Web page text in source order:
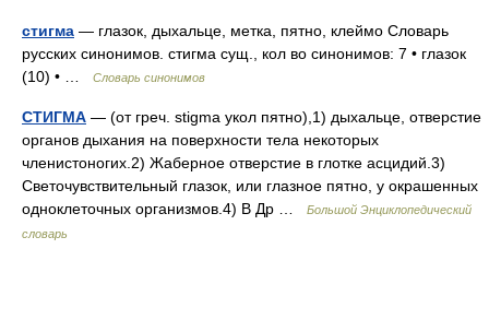
стигма — глазок, дыхальце, метка, пятно, клеймо Словарь
русских синонимов. стигма сущ., кол во синонимов: 7 • глазок
(10) • …
Словарь синонимов
СТИГМА — (от греч. stigma укол пятно),1) дыхальце, отверстие
органов дыхания на поверхности тела некоторых
членистоногих.2) Жаберное отверстие в глотке асцидий.3)
Светочувствительный глазок, или глазное пятно, у окрашенных
одноклеточных организмов.4) В Др …
Большой Энциклопедический
словарь